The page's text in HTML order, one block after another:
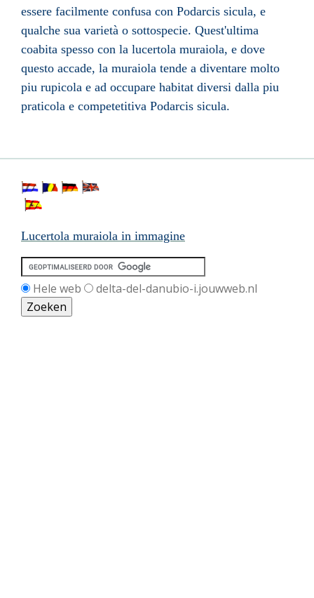
essere facilmente confusa con Podarcis sicula, e
qualche sua varietà o sottospecie. Quest'ultima
coabita spesso con la lucertola muraiola, e dove
questo accade, la muraiola tende a diventare molto
piu rupicola e ad occupare habitat diversi dalla piu
praticola e competetitiva Podarcis sicula.
Lucertola muraiola in immagine
Hele web delta-del-danubio-i.jouwweb.nl